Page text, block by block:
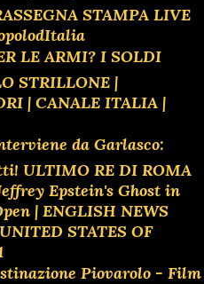
STAMPA LIVE
LE ARMI? I SOLDI
STRILLONE |
| CANALE ITALIA |
da Garlasco:
ULTIMO RE DI ROMA
Epstein's Ghost in
| ENGLISH NEWS
STATES OF
Piovarolo - Film